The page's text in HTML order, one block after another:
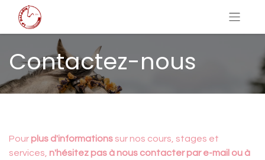
Contactez-nous
Pour plus d'informations sur nos cours, stages et
services, n'hésitez pas à nous contacter par e-mail ou à